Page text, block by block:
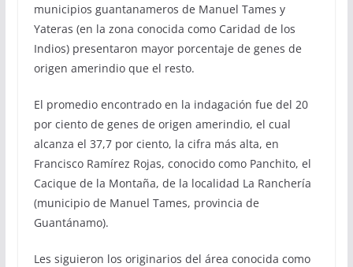
municipios guantanameros de Manuel Tames y
Yateras (en la zona conocida como Caridad de los
Indios) presentaron mayor porcentaje de genes de
origen amerindio que el resto.
El promedio encontrado en la indagación fue del 20
por ciento de genes de origen amerindio, el cual
alcanza el 37,7 por ciento, la cifra más alta, en
Francisco Ramírez Rojas, conocido como Panchito, el
Cacique de la Montaña, de la localidad La Ranchería
(municipio de Manuel Tames, provincia de
Guantánamo).
Les siguieron los originarios del área conocida como